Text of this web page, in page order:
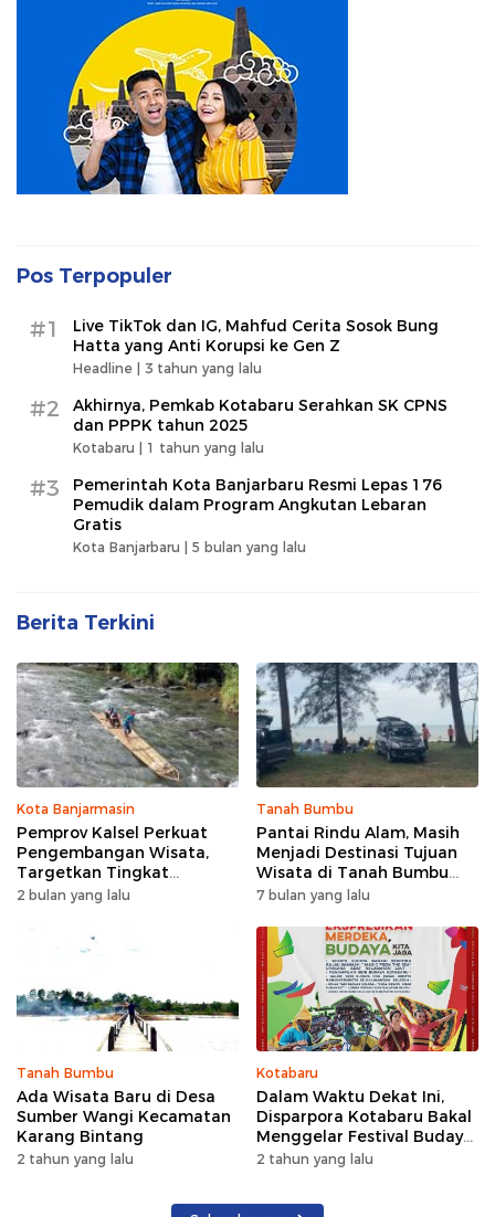
Pos Terpopuler
#1
Live TikTok dan IG, Mahfud Cerita Sosok Bung
Hatta yang Anti Korupsi ke Gen Z
Headline | 3 tahun yang lalu
#2
Akhirnya, Pemkab Kotabaru Serahkan SK CPNS
dan PPPK tahun 2025
Kotabaru | 1 tahun yang lalu
#3
Pemerintah Kota Banjarbaru Resmi Lepas 176
Pemudik dalam Program Angkutan Lebaran
Gratis
Kota Banjarbaru | 5 bulan yang lalu
Berita Terkini
Kota Banjarmasin
Pemprov Kalsel Perkuat
Pengembangan Wisata,
Targetkan Tingkat
Kunjungan Naik 5 Persen di
2 bulan yang lalu
Tanah Bumbu
Pantai Rindu Alam, Masih
Menjadi Destinasi Tujuan
Wisata di Tanah Bumbu
dengan Rindangnya Pohon
7 bulan yang lalu
Tanah Bumbu
Ada Wisata Baru di Desa
Sumber Wangi Kecamatan
Karang Bintang
2 tahun yang lalu
Kotabaru
Dalam Waktu Dekat Ini,
Disparpora Kotabaru Bakal
Menggelar Festival Budaya
Saijaan 2024
2 tahun yang lalu